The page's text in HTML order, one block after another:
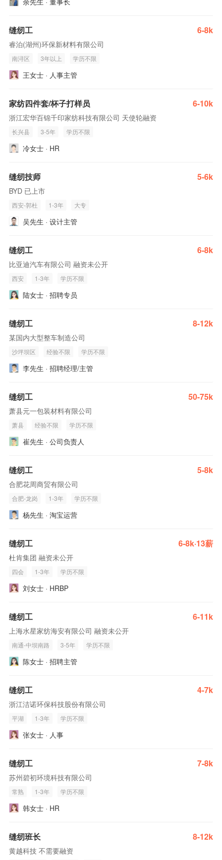
缝纫工 6-8k
睿泊(湖州)环保新材料有限公司
南浔区 3年以上 学历不限
王女士 · 人事主管
家纺四件套/杯子打样员 6-10k
浙江宏华百锦千印家纺科技有限公司 天使轮融资
长兴县 3-5年 学历不限
冷女士 · HR
缝纫技师 5-6k
BYD 已上市
西安-郭杜 1-3年 大专
吴先生 · 设计主管
缝纫工 6-8k
比亚迪汽车有限公司 融资未公开
西安 1-3年 学历不限
陆女士 · 招聘专员
缝纫工 8-12k
某国内大型整车制造公司
沙坪坝区 经验不限 学历不限
李先生 · 招聘经理/主管
缝纫工 50-75k
萧县元一包装材料有限公司
萧县 经验不限 学历不限
崔先生 · 公司负责人
缝纫工 5-8k
合肥花周商贸有限公司
合肥-龙岗 1-3年 学历不限
杨先生 · 淘宝运营
缝纫工 6-8k·13薪
杜肯集团 融资未公开
四会 1-3年 学历不限
刘女士 · HRBP
缝纫工 6-11k
上海水星家纺海安有限公司 融资未公开
南通-中坝南路 3-5年 学历不限
陈女士 · 招聘主管
缝纫工 4-7k
浙江洁诺环保科技股份有限公司
平湖 1-3年 学历不限
张女士 · 人事
缝纫工 7-8k
苏州碧初环境科技有限公司
常熟 1-3年 学历不限
韩女士 · HR
缝纫班长 8-12k
黄越科技 不需要融资